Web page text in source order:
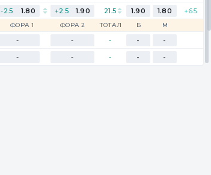
-2.5 1.80 +2.5 1.90 21.5 1.90 1.80 +65
ФОРА 1 ФОРА 2 ТОТАЛ Б М
- - - -
-
- - - - -